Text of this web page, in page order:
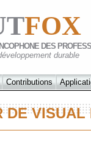
FOX
DES
durable
Contributions
DE